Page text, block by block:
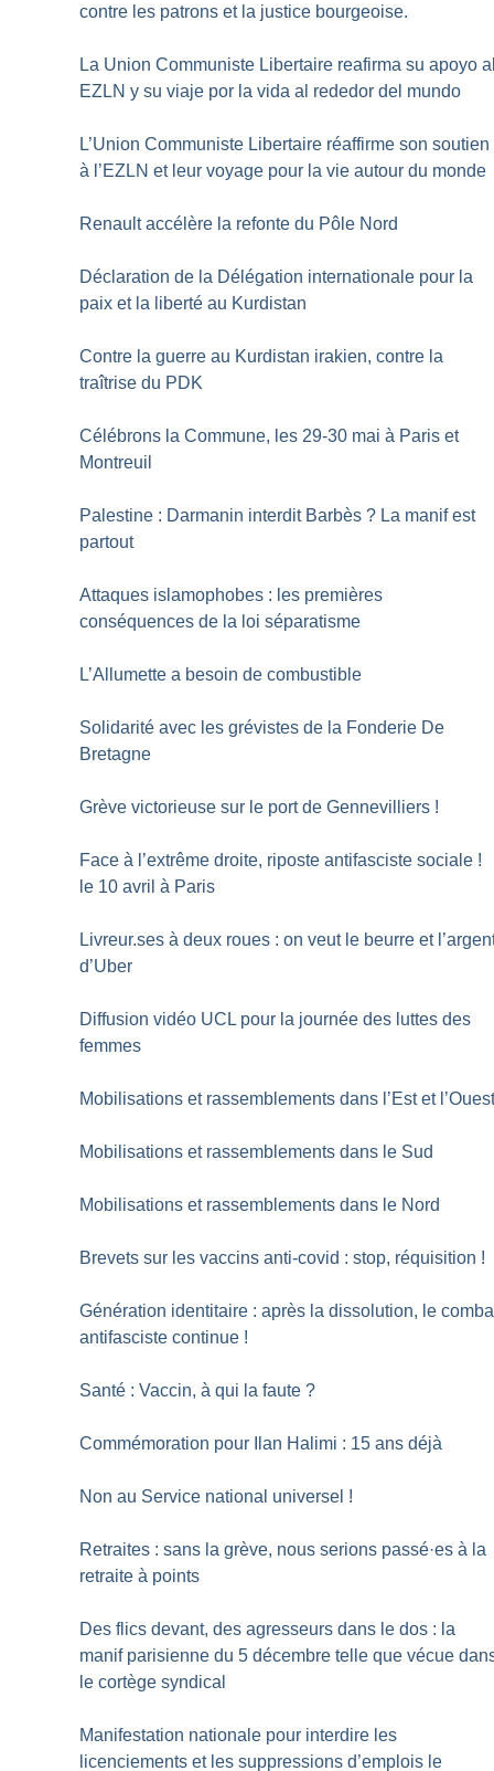
contre les patrons et la justice bourgeoise.
La Union Communiste Libertaire reafirma su apoyo
EZLN y su viaje por la vida al rededor del mundo
L’Union Communiste Libertaire réaffirme son soutien
à l’EZLN et leur voyage pour la vie autour du monde
Renault accélère la refonte du Pôle Nord
Déclaration de la Délégation internationale pour la
paix et la liberté au Kurdistan
Contre la guerre au Kurdistan irakien, contre la
traîtrise du PDK
Célébrons la Commune, les 29-30 mai à Paris et
Montreuil
Palestine : Darmanin interdit Barbès ? La manif est
partout
Attaques islamophobes : les premières
conséquences de la loi séparatisme
L’Allumette a besoin de combustible
Solidarité avec les grévistes de la Fonderie De
Bretagne
Grève victorieuse sur le port de Gennevilliers !
Face à l’extrême droite, riposte antifasciste sociale !
le 10 avril à Paris
Livreur.ses à deux roues : on veut le beurre et
d’Uber
Diffusion vidéo UCL pour la journée des luttes des
femmes
Mobilisations et rassemblements dans l’Est et
Mobilisations et rassemblements dans le Sud
Mobilisations et rassemblements dans le Nord
Brevets sur les vaccins anti-covid : stop, réquisition !
Génération identitaire : après la dissolution, le
antifasciste continue !
Santé : Vaccin, à qui la faute ?
Commémoration pour Ilan Halimi : 15 ans déjà
Non au Service national universel !
Retraites : sans la grève, nous serions passé·es à la
retraite à points
Des flics devant, des agresseurs dans le dos : la
manif parisienne du 5 décembre telle que vécue
le cortège syndical
Manifestation nationale pour interdire les
licenciements et les suppressions d’emplois le